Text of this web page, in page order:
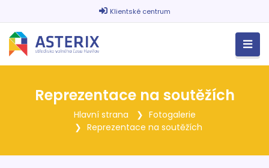
Klientské centrum
Reprezentace na soutěžích
Hlavní strana
Fotogalerie
Reprezentace na soutěžích